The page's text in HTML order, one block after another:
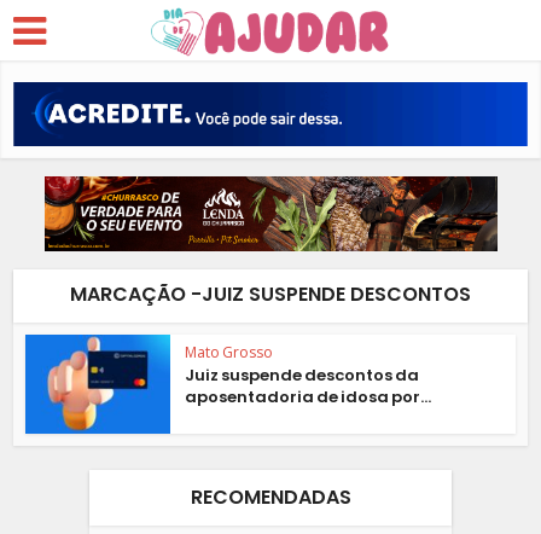
MARCAÇÃO -JUIZ SUSPENDE DESCONTOS
Mato Grosso
Juiz suspende descontos da
aposentadoria de idosa por...
RECOMENDADAS